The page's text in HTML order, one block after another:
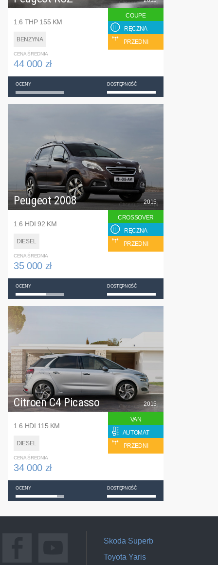
1.6 THP 155 KM
BENZYNA
COUPE
RĘCZNA
PRZEDNI
CENA ŚREDNIA
44 000 zł
OCENY DOSTĘPNOŚĆ
Peugeot 2008
1.6 HDI 92 KM
DIESEL
2015
CROSSOVER
RĘCZNA
PRZEDNI
CENA ŚREDNIA
35 000 zł
OCENY DOSTĘPNOŚĆ
Citroen C4 Picasso
1.6 HDI 115 KM
DIESEL
2015
VAN
AUTOMAT
PRZEDNI
CENA ŚREDNIA
34 000 zł
OCENY DOSTĘPNOŚĆ
Skoda Superb
Toyota Yaris